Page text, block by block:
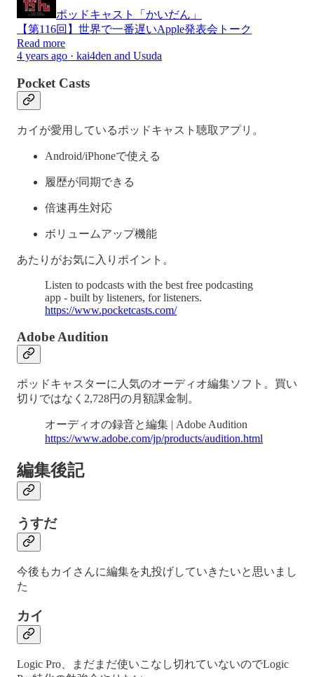
ポッドキャスト「かいだん」
【第116回】世界で一番遅いApple発表会トーク
Read more
4 years ago · kai4den and Usuda
Pocket Casts
カイが愛用しているポッドキャスト聴取アプリ。
Android/iPhoneで使える
履歴が同期できる
倍速再生対応
ボリュームアップ機能
あたりがお気に入りポイント。
Listen to podcasts with the best free podcasting
app - built by listeners, for listeners.
https://www.pocketcasts.com/
Adobe Audition
ポッドキャスターに人気のオーディオ編集ソフト。買い
切りではなく2,728円の月額課金制。
オーディオの録音と編集 | Adobe Audition
https://www.adobe.com/jp/products/audition.html
編集後記
うすだ
今後もカイさんに編集を丸投げしていきたいと思いまし
た
カイ
Logic Pro、まだまだ使いこなし切れていないのでLogic